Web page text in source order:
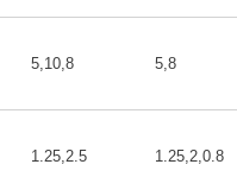
5,10,8 5,8
1.25,2.5 1.25,2,0.8